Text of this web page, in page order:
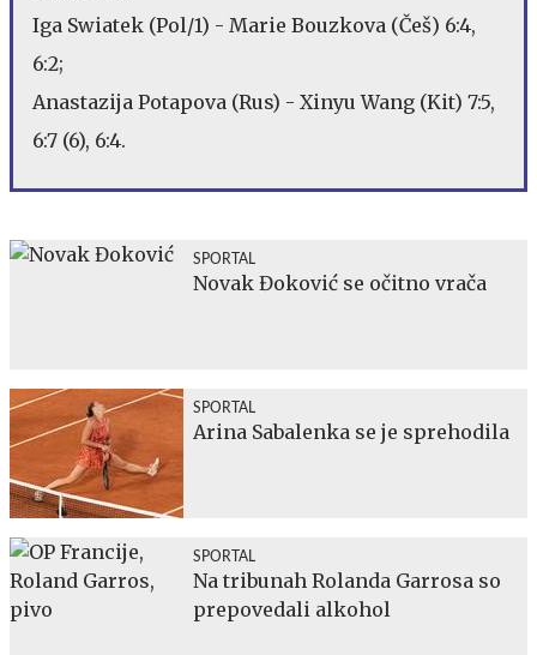
Iga Swiatek (Pol/1) - Marie Bouzkova (Češ) 6:4,
6:2;
Anastazija Potapova (Rus) - Xinyu Wang (Kit) 7:5,
6:7 (6), 6:4.
SPORTAL
Novak Đoković se očitno vrača
SPORTAL
Arina Sabalenka se je sprehodila
SPORTAL
Na tribunah Rolanda Garrosa so
prepovedali alkohol